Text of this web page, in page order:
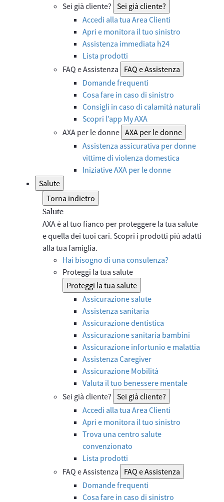
Sei già cliente? Sei già cliente?
Accedi alla tua Area Clienti
Apri e monitora il tuo sinistro
Assistenza immediata h24
Lista prodotti
FAQ e Assistenza
FAQ e Assistenza
Domande frequenti
Cosa fare in caso di sinistro
Consigli in caso di calamità naturali
Scopri l’app My AXA
AXA per le donne AXA per le donne
Assistenza assicurativa per donne
vittime di violenza domestica
Iniziative AXA per le donne
Salute
Torna indietro
Salute
AXA è al tuo fianco per proteggere la tua salute
e quella dei tuoi cari. Scopri i prodotti più adatti
alla tua famiglia.
Hai bisogno di una consulenza?
Proteggi la tua salute
Proteggi la tua salute
Assicurazione salute
Assistenza sanitaria
Assicurazione dentistica
Assicurazione sanitaria bambini
Assicurazione infortunio e malattia
Assistenza Caregiver
Assicurazione Mobilità
Valuta il tuo benessere mentale
Sei già cliente? Sei già cliente?
Accedi alla tua Area Clienti
Apri e monitora il tuo sinistro
Trova una centro salute
convenzionato
Lista prodotti
FAQ e Assistenza
FAQ e Assistenza
Domande frequenti
Cosa fare in caso di sinistro